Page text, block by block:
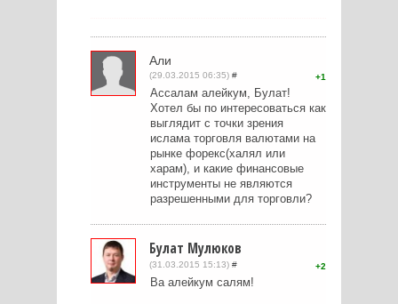
Али
(29.03.2015 06:35) # 1
Ассалам алейкум, Булат!
Хотел бы по интересоваться как
выглядит с точки зрения
ислама торговля валютами на
рынке форекс(халял или
харам), и какие финансовые
инструменты не являются
разрешенными для торговли?
Булат Мулюков
(31.03.2015 15:13) # 2
Ва алейкум салям!